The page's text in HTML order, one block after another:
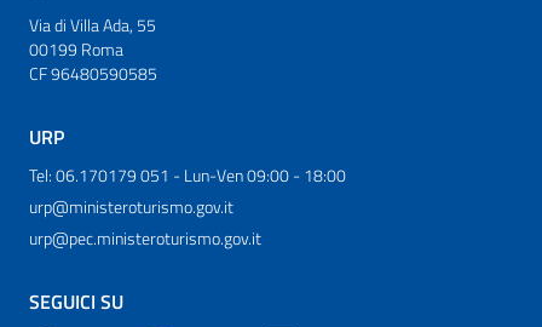
Via di Villa Ada, 55
00199 Roma
CF 96480590585
URP
Tel: 06.170179 051 - Lun-Ven 09:00 - 18:00
urp@ministeroturismo.gov.it
urp@pec.ministeroturismo.gov.it
SEGUICI SU